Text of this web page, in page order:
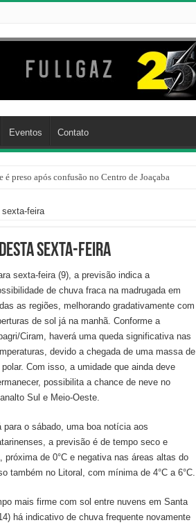
Eventos Contato
preso após confusão no Centro de Joaçaba
feira
sexta-feira
sexta-feira (9), a previsão indica a
de chuva fraca na madrugada em
as regiões, melhorando gradativamente com
de sol já na manhã. Conforme a
Ciram, haverá uma queda significativa nas
devido a chegada de uma massa de
polar. Com isso, a umidade que ainda deve
possibilita a chance de neve no
Sul e Meio-Oeste.
para o sábado, uma boa notícia aos
a previsão é de tempo seco e
de 0°C e negativa nas áreas altas do
também no Litoral, com mínima de 4°C a 6°C.
mais firme com sol entre nuvens em Santa
há indicativo de chuva frequente novamente